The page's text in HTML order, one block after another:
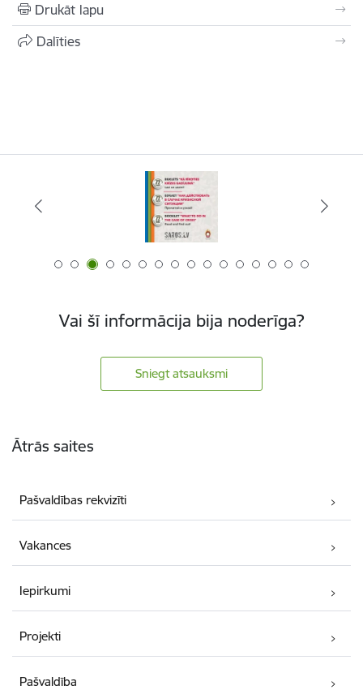
Drukāt lapu
Dalīties
Vai šī informācija bija noderīga?
Sniegt atsauksmi
Ātrās saites
Pašvaldības rekvizīti
Vakances
Iepirkumi
Projekti
Pašvaldība